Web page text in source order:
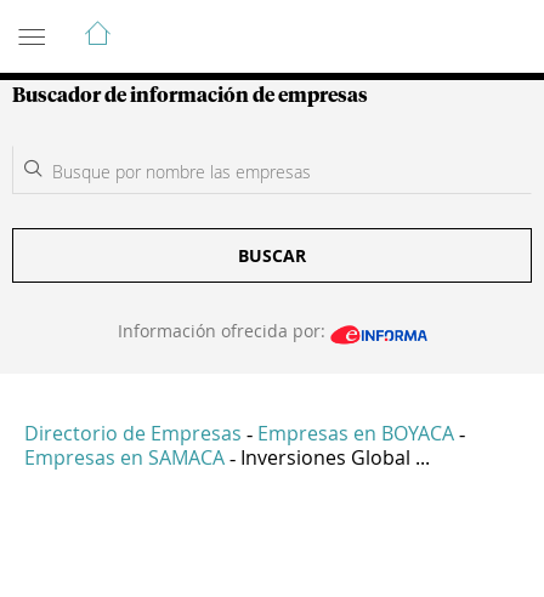
Guía de Empresas Colombianas
Buscador de información de empresas
BUSCAR
Información ofrecida por:
Directorio de Empresas - Empresas en BOYACA -
Empresas en SAMACA - Inversiones Global ...